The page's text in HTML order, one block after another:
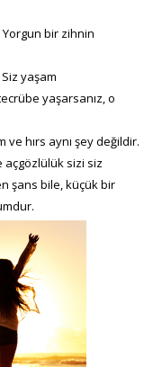
Yorgun bir zihnin
Siz yaşam
yaşarsanız, o
ve hırs aynı şey değildir.
açgözlülük sizi siz
şans bile, küçük bir